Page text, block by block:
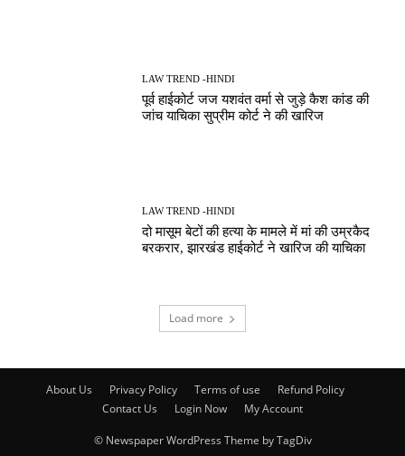
LAW TREND -HINDI
पूर्व हाईकोर्ट जज यशवंत वर्मा से जुड़े कैश कांड की
जांच याचिका सुप्रीम कोर्ट ने की खारिज
LAW TREND -HINDI
दो मासूम बेटों की हत्या के मामले में मां की उम्रकैद
बरकरार, झारखंड हाईकोर्ट ने खारिज की याचिका
Load more
About Us Privacy Policy Terms of use
Refund Policy
Contact Us
Login Now My Account
© Newspaper WordPress Theme by TagDiv